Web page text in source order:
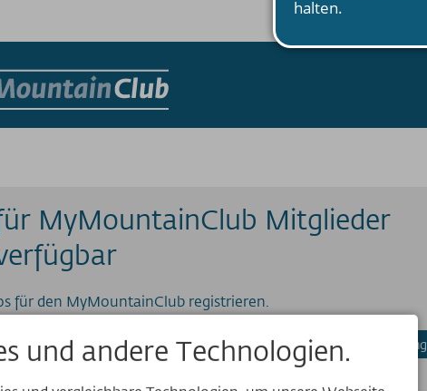
MyMountainClub Mitglieder
für den MyMountainClub registrieren.
Anmeldung Registrierung
und andere Technologien.